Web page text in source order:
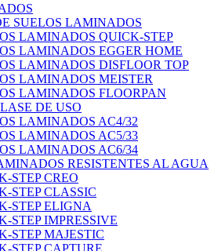
SUELOS LAMINADOS
LAMINADOS QUICK-STEP
LAMINADOS EGGER HOME
LAMINADOS DISFLOOR TOP
LAMINADOS MEISTER
LAMINADOS FLOORPAN
DE USO
LAMINADOS AC4/32
LAMINADOS AC5/33
LAMINADOS AC6/34
RESISTENTES AL AGUA
STEP CREO
STEP CLASSIC
STEP ELIGNA
STEP IMPRESSIVE
STEP MAJESTIC
STEP CAPTURE